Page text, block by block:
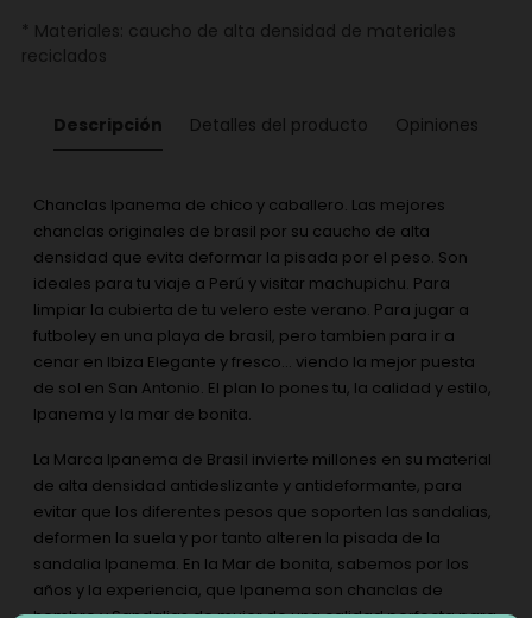
* Materiales: caucho de alta densidad de materiales
reciclados
Descripción Detalles del producto Opiniones
Chanclas Ipanema de chico y caballero. Las mejores
chanclas originales de brasil por su caucho de alta
densidad que evita deformar la pisada por el peso. Son
ideales para tu viaje a Perú y visitar machupichu. Para
limpiar la cubierta de tu velero este verano. Para jugar a
futboley en una playa de brasil, pero tambien para ir a
cenar en Ibiza Elegante y fresco... viendo la mejor puesta
de sol en San Antonio. El plan lo pones tu, la calidad y estilo,
Ipanema y la mar de bonita.
La Marca Ipanema de Brasil invierte millones en su material
de alta densidad antideslizante y antideformante, para
evitar que los diferentes pesos que soporten las sandalias,
deformen la suela y por tanto alteren la pisada de la
sandalia Ipanema. En la Mar de bonita, sabemos por los
años y la experiencia, que Ipanema son chanclas de